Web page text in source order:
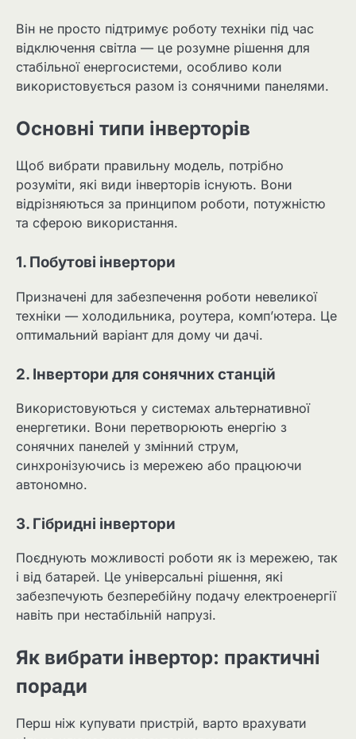
Він не просто підтримує роботу техніки під час
відключення світла — це розумне рішення для
стабільної енергосистеми, особливо коли
використовується разом із сонячними панелями.
Основні типи інверторів
Щоб вибрати правильну модель, потрібно
розуміти, які види інверторів існують. Вони
відрізняються за принципом роботи, потужністю
та сферою використання.
1. Побутові інвертори
Призначені для забезпечення роботи невеликої
техніки — холодильника, роутера, комп’ютера. Це
оптимальний варіант для дому чи дачі.
2. Інвертори для сонячних станцій
Використовуються у системах альтернативної
енергетики. Вони перетворюють енергію з
сонячних панелей у змінний струм,
синхронізуючись із мережею або працюючи
автономно.
3. Гібридні інвертори
Поєднують можливості роботи як із мережею, так
і від батарей. Це універсальні рішення, які
забезпечують безперебійну подачу електроенергії
навіть при нестабільній напрузі.
Як вибрати інвертор: практичні
поради
Перш ніж купувати пристрій, варто врахувати